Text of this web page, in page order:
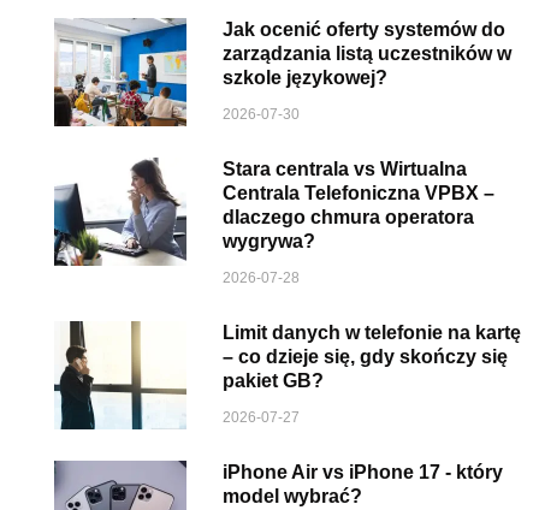
Jak ocenić oferty systemów do
zarządzania listą uczestników w
szkole językowej?
2026-07-30
Stara centrala vs Wirtualna
Centrala Telefoniczna VPBX –
dlaczego chmura operatora
wygrywa?
2026-07-28
Limit danych w telefonie na kartę
– co dzieje się, gdy skończy się
pakiet GB?
2026-07-27
iPhone Air vs iPhone 17 - który
model wybrać?